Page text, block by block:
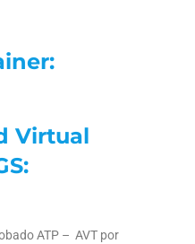
Virtual
ATP – AVT por